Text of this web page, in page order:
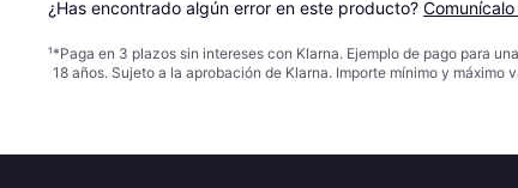
¿Has encontrado algún error en este producto?
¹*Paga en 3 plazos sin intereses con Klarna. Ejemplo de pago para
18 años. Sujeto a la aprobación de Klarna. Importe mínimo y